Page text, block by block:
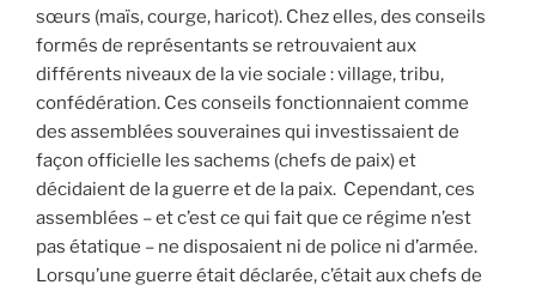
sœurs (maïs, courge, haricot). Chez elles, des conseils
formés de représentants se retrouvaient aux
différents niveaux de la vie sociale : village, tribu,
confédération. Ces conseils fonctionnaient comme
des assemblées souveraines qui investissaient de
façon officielle les sachems (chefs de paix) et
décidaient de la guerre et de la paix. Cependant, ces
assemblées – et c’est ce qui fait que ce régime n’est
pas étatique – ne disposaient ni de police ni d’armée.
Lorsqu’une guerre était déclarée, c’était aux chefs de